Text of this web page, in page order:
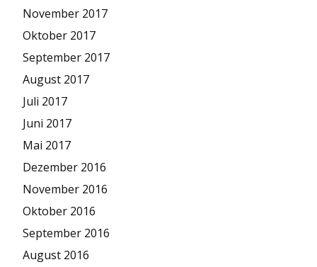
November 2017
Oktober 2017
September 2017
August 2017
Juli 2017
Juni 2017
Mai 2017
Dezember 2016
November 2016
Oktober 2016
September 2016
August 2016